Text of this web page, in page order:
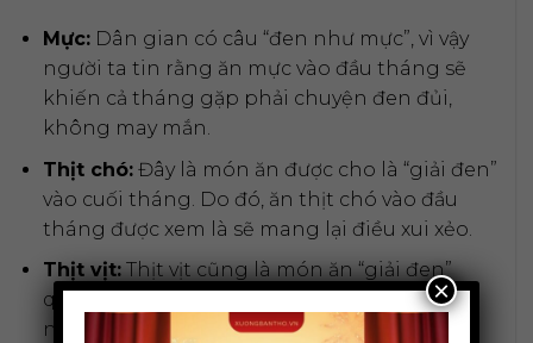
Mực:Dân gian có câu “đen như mực”, vì vậy
người ta tin rằng ăn mực vào đầu tháng sẽ
khiến cả tháng gặp phải chuyện đen đủi,
không may mắn.
Thịt chó:Đây là món ăn được cho là “giải đen”
vào cuối tháng. Do đó, ăn thịt chó vào đầu
tháng được xem là sẽ mang lại điều xui xẻo.
Thịt vịt:Thịt vịt cũng là món ăn “giải đen”
quen thuộc. Ngoài ra, người ta còn quan
niệm ăn thịt vịt sẽ khiến mọi việc trở nên
×